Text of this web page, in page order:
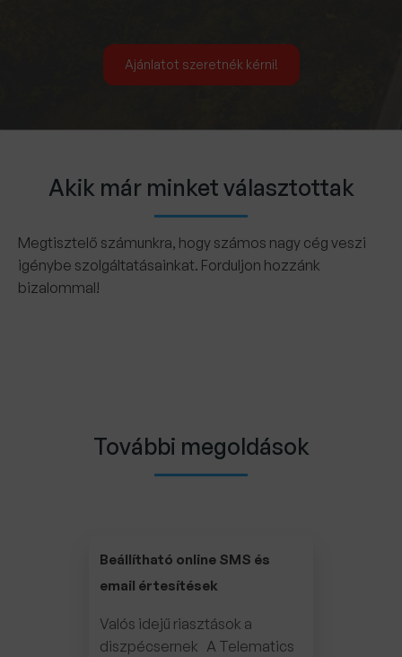
Ajánlatot szeretnék kérni!
Akik már minket választottak
Megtisztelő számunkra, hogy számos nagy cég veszi
igénybe szolgáltatásainkat. Forduljon hozzánk
bizalommal!
További megoldások
Beállítható online SMS és
email értesítések
Valós idejű riasztások a
diszpécsernek A Telematics